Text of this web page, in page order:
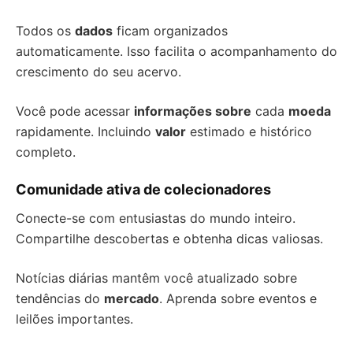
Todos os dados ficam organizados
automaticamente. Isso facilita o acompanhamento do
crescimento do seu acervo.
Você pode acessar informações sobre cada moeda
rapidamente. Incluindo valor estimado e histórico
completo.
Comunidade ativa de colecionadores
Conecte-se com entusiastas do mundo inteiro.
Compartilhe descobertas e obtenha dicas valiosas.
Notícias diárias mantêm você atualizado sobre
tendências do mercado. Aprenda sobre eventos e
leilões importantes.